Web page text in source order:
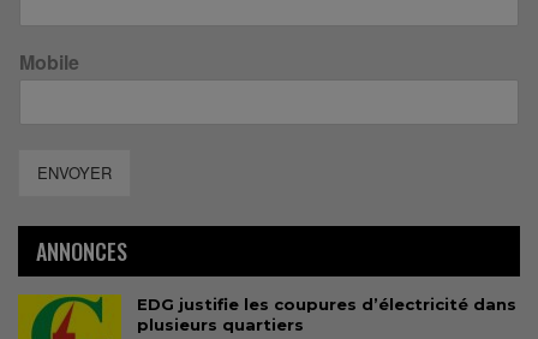
Mobile
ENVOYER
ANNONCES
EDG justifie les coupures d’électricité dans
plusieurs quartiers